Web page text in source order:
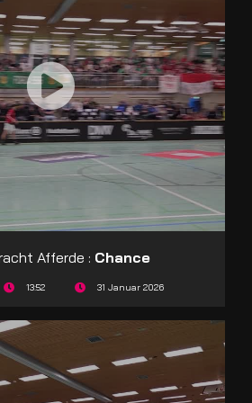
Afferde : Chance
13:52 31 Januar 2026